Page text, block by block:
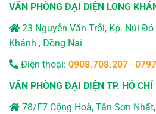
VĂN PHÒNG ĐẠI DIỆN LONG
23 Nguyễn Văn Trỗi, Kp. Núi Đỏ
Khánh , Đồng Nai
Điện thoại: 0908.708.207 -
VĂN PHÒNG ĐẠI DIỆN TP. HỒ
78/F7 Cộng Hoà, Tân Sơn